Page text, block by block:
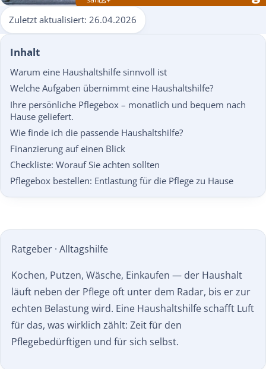
Zuletzt aktualisiert:26.04.2026
Inhalt
Warum eine Haushaltshilfe sinnvoll ist
Welche Aufgaben übernimmt eine Haushaltshilfe?
Ihre persönliche Pflegebox – monatlich und bequem nach
Hause geliefert.
Wie finde ich die passende Haushaltshilfe?
Finanzierung auf einen Blick
Checkliste: Worauf Sie achten sollten
Pflegebox bestellen: Entlastung für die Pflege zu Hause
Ratgeber · Alltagshilfe
Kochen, Putzen, Wäsche, Einkaufen — der Haushalt
läuft neben der Pflege oft unter dem Radar, bis er zur
echten Belastung wird. Eine Haushaltshilfe schafft Luft
für das, was wirklich zählt: Zeit für den
Pflegebedürftigen und für sich selbst.